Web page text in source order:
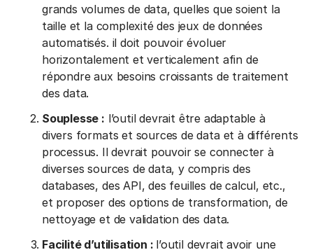
grands volumes de data, quelles que soient la
taille et la complexité des jeux de données
automatisés. il doit pouvoir évoluer
horizontalement et verticalement afin de
répondre aux besoins croissants de traitement
des data.
Souplesse : l’outil devrait être adaptable à
divers formats et sources de data et à différents
processus. Il devrait pouvoir se connecter à
diverses sources de data, y compris des
databases, des API, des feuilles de calcul, etc.,
et proposer des options de transformation, de
nettoyage et de validation des data.
Facilité d’utilisation : l’outil devrait avoir une